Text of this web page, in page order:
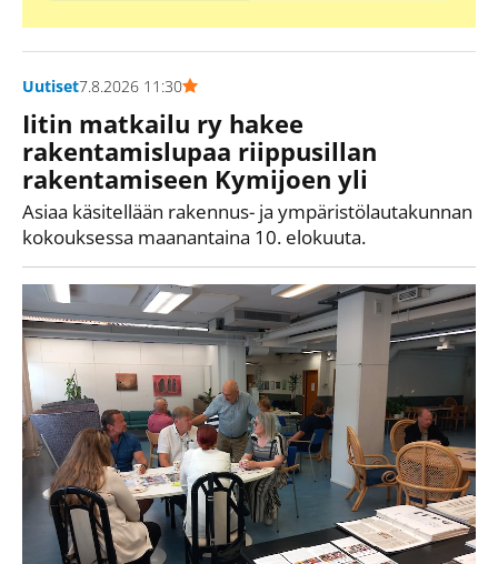
Uutiset7.8.2026 11:30
Iitin matkailu ry hakee
rakentamislupaa riippusillan
rakentamiseen Kymijoen yli
Asiaa käsitellään rakennus- ja ympäristölautakunnan
kokouksessa maanantaina 10. elokuuta.